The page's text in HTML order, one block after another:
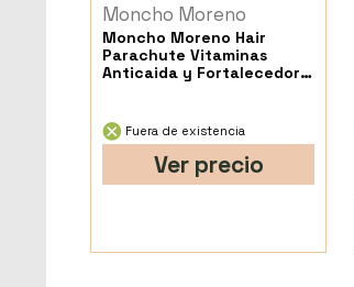
Moncho Moreno
Moncho Moreno Hair
Parachute Vitaminas
Anticaida y Fortalecedora
Fuera de existencia
Ver precio